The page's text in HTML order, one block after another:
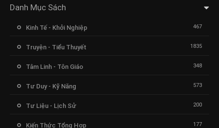
Danh Mục Sách
Kinh Tế - Khởi Nghiệp 467
Truyện - Tiểu Thuyết 1835
Tâm Linh - Tôn Giáo 348
Tư Duy - Kỹ Năng 573
Tư Liệu - Lịch Sử 200
Kiến Thức Tổng Hợp 177